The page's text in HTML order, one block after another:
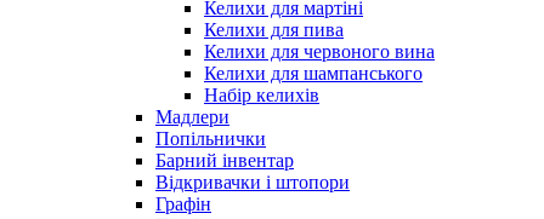
Келихи для мартіні
Келихи для пива
Келихи для червоного вина
Келихи для шампанського
Набір келихів
Мадлери
Попільнички
Барний інвентар
Відкривачки і штопори
Графін